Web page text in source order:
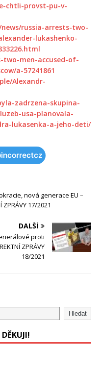
chtli-provst-pu-v-
russia-arrests-two-
lukashenko-
two-men-accused-of-
a-57241861
Alexandr-
zadrzena-skupina-
usa-planovala-
lukasenka-a-jeho-deti/
nová generace EU –
ZPRÁVY 17/2021
DALŠÍ
proti
ZPRÁVY
18/2021
Hledat